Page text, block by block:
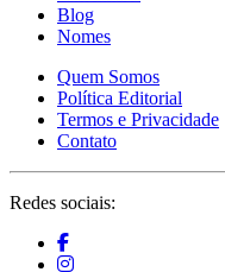
Blog
Nomes
Quem Somos
Política Editorial
Termos e Privacidade
Contato
Redes sociais: